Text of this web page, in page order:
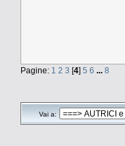
Pagine: 1 2 3 [4] 5 6 ... 8
Vai a: